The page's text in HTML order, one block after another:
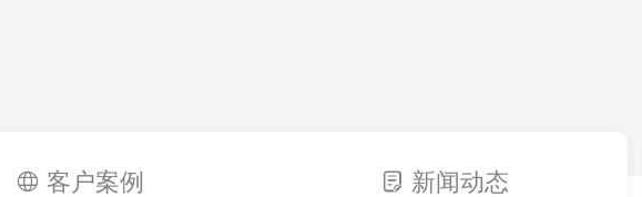
客户案例 新闻动态